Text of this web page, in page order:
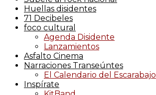
Huellas disidentes
71 Decibeles
foco cultural
Agenda Disidente
Lanzamientos
Asfalto Cinema
Narraciones Transeúntes
El Calendario del Escarabajo
Inspírate